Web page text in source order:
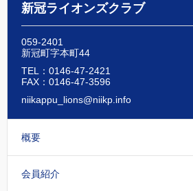
新冠ライオンズクラブ
059-2401
新冠町字本町44
TEL：0146-47-2421
FAX：0146-47-3596
niikappu_lions@niikp.info
概要
会員紹介